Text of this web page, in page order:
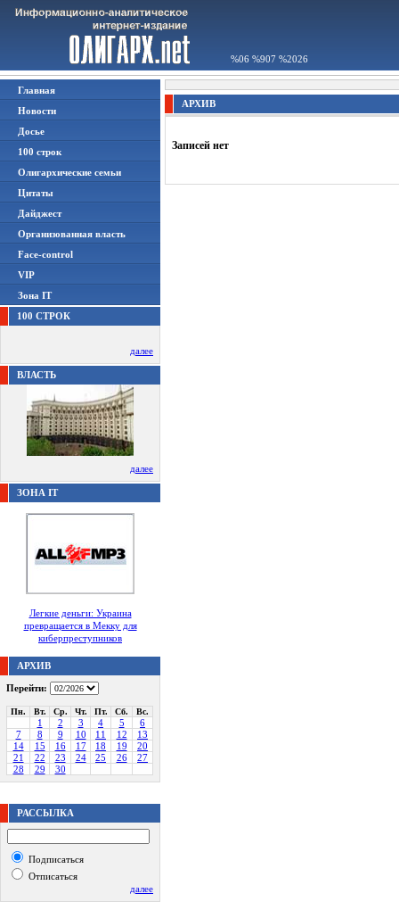
%06 %907 %2026
Главная
Новости
Досье
100 строк
Олигархические семьи
Цитаты
Дайджест
Организованная власть
Face-control
VIP
Зона IT
100 СТРОК
далее
ВЛАСТЬ
далее
ЗОНА IT
Легкие деньги: Украина
превращается в Мекку для
киберпреступников
АРХИВ
Перейти:
Пн. Вт. Ср. Чт. Пт. Сб. Вс.
1 2 3 4 5
6
7
8 9 10 11 12
13
14
15 16 17 18 19
20
21
22 23 24 25 26
27
28
29 30
РАССЫЛКА
Подписаться
Отписаться
далее
АРХИВ
Записей нет